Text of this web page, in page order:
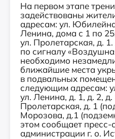
На первом этапе
задействованы
адресам: ул.
Ленина, дома с 1 по
ул. Пролетарская, д.
по сигналу
необходимо
ближайшие места
в подвальных
следующим адресам:
ул. Ленина, д. 1, д. 2, д.
Пролетарская, д. 1
Морозова, д.1
этом сообщает пресс-
администрации г. о.